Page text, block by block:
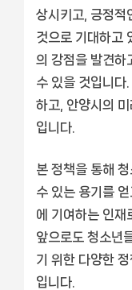
상시키고, 긍정적
것으로 기대하고
의 강점을 발견하
수 있을 것입니다
하고, 안양시의
입니다.
본 정책을 통해
수 있는 용기를
에 기여하는 인재
앞으로도 청소년
기 위한 다양한
입니다.